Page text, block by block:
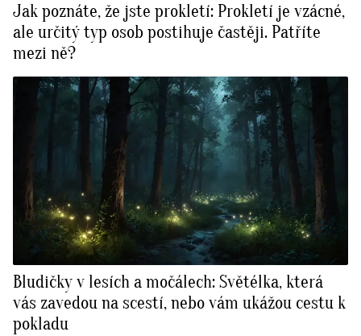
Jak poznáte, že jste prokletí: Prokletí je vzácné,
ale určitý typ osob postihuje častěji. Patříte
mezi ně?
Bludičky v lesích a močálech: Světélka, která
vás zavedou na scestí, nebo vám ukážou cestu k
pokladu